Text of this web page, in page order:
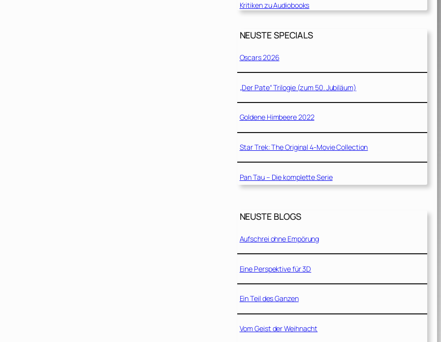
Kritiken zu Audiobooks
NEUSTE SPECIALS
Oscars 2026
„Der Pate“ Trilogie (zum 50. Jubiläum)
Goldene Himbeere 2022
Star Trek: The Original 4-Movie Collection
Pan Tau – Die komplette Serie
NEUSTE BLOGS
Aufschrei ohne Empörung
Eine Perspektive für 3D
Ein Teil des Ganzen
Vom Geist der Weihnacht